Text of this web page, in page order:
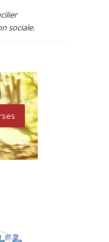
sociale.